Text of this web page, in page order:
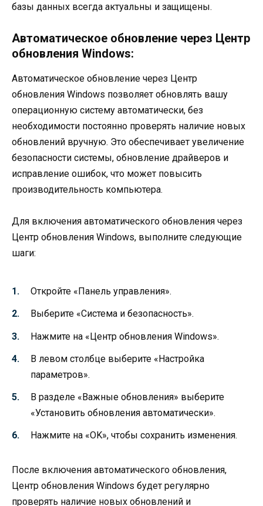
базы данных всегда актуальны и защищены.
Автоматическое обновление через Центр
обновления Windows:
Автоматическое обновление через Центр
обновления Windows позволяет обновлять вашу
операционную систему автоматически, без
необходимости постоянно проверять наличие новых
обновлений вручную. Это обеспечивает увеличение
безопасности системы, обновление драйверов и
исправление ошибок, что может повысить
производительность компьютера.
Для включения автоматического обновления через
Центр обновления Windows, выполните следующие
шаги:
Откройте «Панель управления».
Выберите «Система и безопасность».
Нажмите на «Центр обновления Windows».
В левом столбце выберите «Настройка
параметров».
В разделе «Важные обновления» выберите
«Установить обновления автоматически».
Нажмите на «OK», чтобы сохранить изменения.
После включения автоматического обновления,
Центр обновления Windows будет регулярно
проверять наличие новых обновлений и